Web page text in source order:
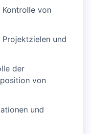
Kontrolle von
Projektzielen und
der
von
und